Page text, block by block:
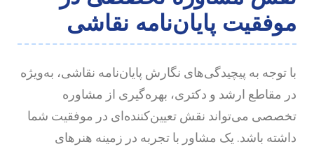
پایان‌نامه نقاشی
توجه به پیچیدگی‌های نگارش پایان‌نامه نقاشی، به‌ویژه
مقاطع ارشد و دکتری، بهره‌گیری از مشاوره
می‌تواند نقش تعیین‌کننده‌ای در موفقیت شما
باشد. یک مشاور با تجربه در زمینه هنرهای